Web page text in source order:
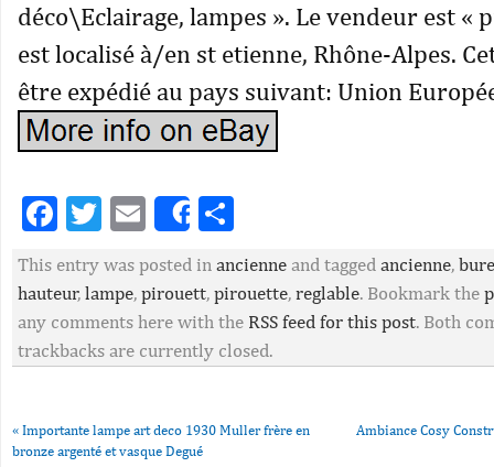
déco\Eclairage, lampes ». Le vendeur est «
est localisé à/en st etienne, Rhône-Alpes.
être expédié au pays suivant: Union
Facebook
Twitter
EmailShare
This entry was posted in ancienne and tagged ancienne,
hauteur, lampe, pirouett, pirouette, reglable. Bookmark the
any comments here with the RSS feed for this post. Both
trackbacks are currently closed.
« Importante lampe art deco 1930 Muller frère en
bronze argenté et vasque Degué
Ambiance Cosy